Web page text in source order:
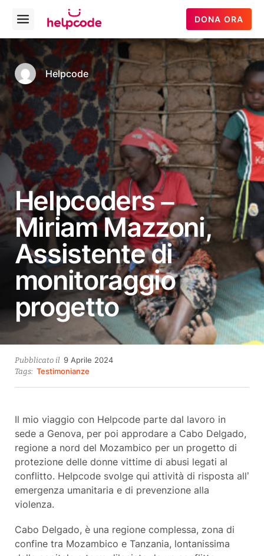
contenuto
Helpcode
Italia
Open
menu
DONA ORA
Helpcoders –
Miriam Mazzoni,
Assistente di
monitoraggio
progetto
Helpcode
Pubblicato il 9 Aprile 202429
Tags: Testimonianze
Il mio viaggio con Helpcode parte dal lavoro in
sede a Genova, per poi approdare a Cabo Delgado,
regione a nord del Mozambico per un progetto di
protezione delle donne vittime di abusi legati al
conflitto. Helpcode svolge qui attività di risposta all’
emergenza umanitaria e di prevenzione alla
violenza.
Cabo Delgado, è una regione complessa, zona di
confine tra Mozambico e Tanzania, lontanissima